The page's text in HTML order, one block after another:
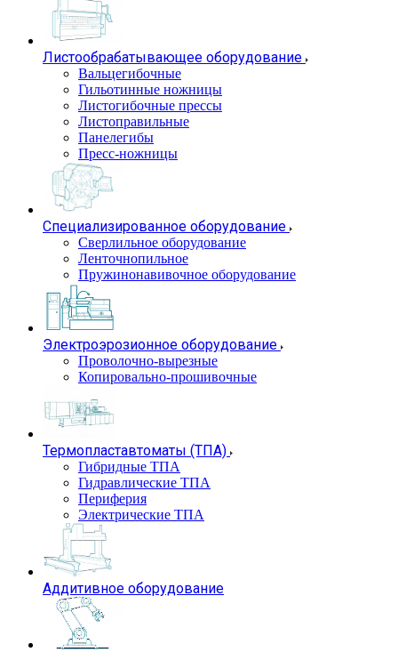
Листообрабатывающее оборудование
Вальцегибочные
Гильотинные ножницы
Листогибочные прессы
Листоправильные
Панелегибы
Пресс-ножницы
Специализированное оборудование
Сверлильное оборудование
Ленточнопильное
Пружинонавивочное оборудование
Электроэрозионное оборудование
Проволочно-вырезные
Копировально-прошивочные
Термопластавтоматы (ТПА)
Гибридные ТПА
Гидравлические ТПА
Периферия
Электрические ТПА
Аддитивное оборудование